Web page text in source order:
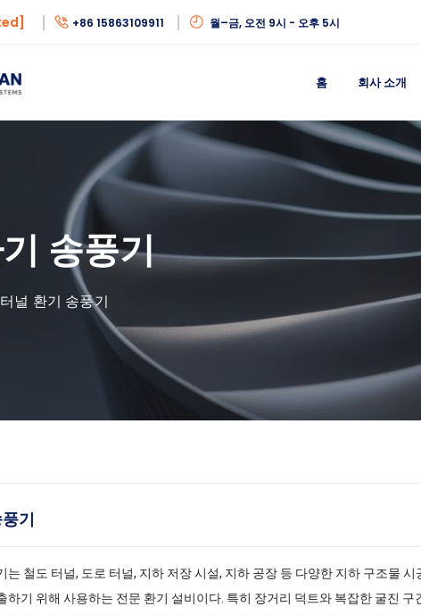
+86 15863109911 월–금, 오전 9시 - 오후 5시
홈 회사 소개
송풍기
터널 환기 송풍기
기
는 철도 터널, 도로 터널, 지하 저장 시설, 지하 공장 등 다양한 지하 구조물
하기 위해 사용하는 전문 환기 설비이다. 특히 장거리 덕트와 복잡한 굴진